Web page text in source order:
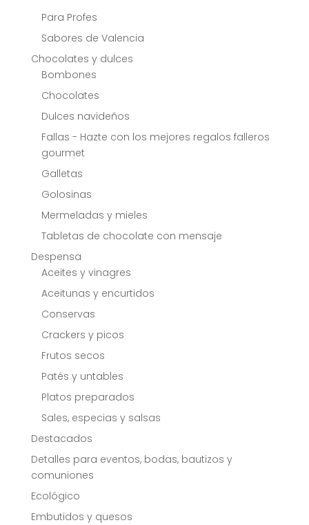
Para Profes
Sabores de Valencia
Chocolates y dulces
Bombones
Chocolates
Dulces navideños
Fallas - Hazte con los mejores regalos falleros
gourmet
Galletas
Golosinas
Mermeladas y mieles
Tabletas de chocolate con mensaje
Despensa
Aceites y vinagres
Aceitunas y encurtidos
Conservas
Crackers y picos
Frutos secos
Patés y untables
Platos preparados
Sales, especias y salsas
Destacados
Detalles para eventos, bodas, bautizos y
comuniones
Ecológico
Embutidos y quesos